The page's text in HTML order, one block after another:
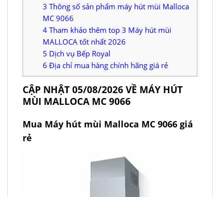
3 Thông số sản phẩm máy hút mùi Malloca
MC 9066
4 Tham khảo thêm top 3 Máy hút mùi
MALLOCA tốt nhất 2026
5 Dịch vụ Bếp Royal
6 Địa chỉ mua hàng chính hãng giá rẻ
CẬP NHẬT 05/08/2026 VỀ MÁY HÚT
MÙI MALLOCA MC 9066
Mua Máy hút mùi Malloca MC 9066 giá
rẻ